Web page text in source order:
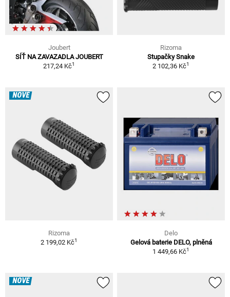
Joubert
SÍŤ NA ZAVAZADLA JOUBERT
217,24 Kč1
Rizoma
Stupačky Snake
2 102,36 Kč1
NOVÉ
Rizoma
2 199,02 Kč1
Delo
Gelová baterie DELO, plněná
1 449,66 Kč1
NOVÉ